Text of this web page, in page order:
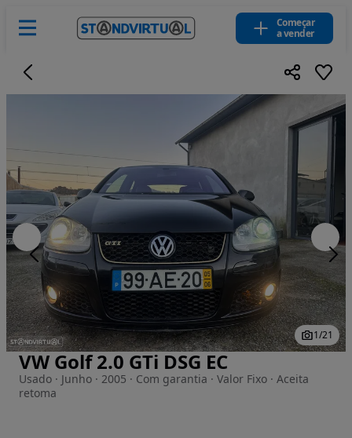
Começar
a vender
Imagem 1 de 21
1/21
VW Golf 2.0 GTi DSG EC
Usado · Junho · 2005 · Com garantia · Valor Fixo · Aceita
retoma